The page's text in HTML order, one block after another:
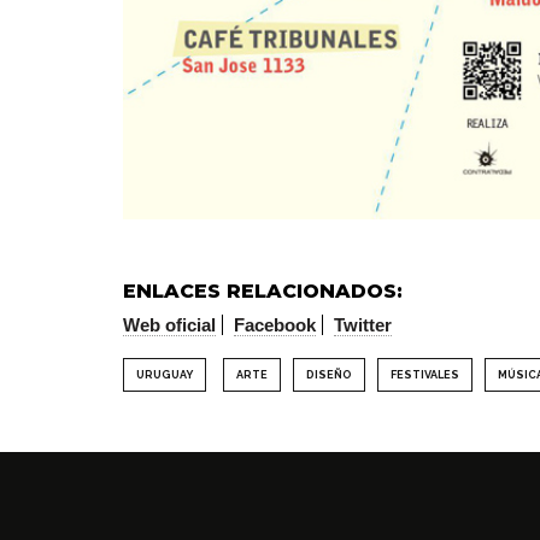
ENLACES RELACIONADOS:
Web oficial Facebook Twitter
URUGUAY ARTE DISEÑO FESTIVALES